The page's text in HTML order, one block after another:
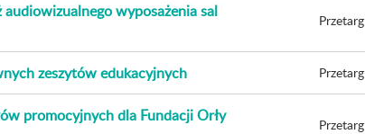
wyposażenia sal
Przetarg
zeszytów edukacyjnych Przetarg
promocyjnych dla Fundacji Orły
Przetarg